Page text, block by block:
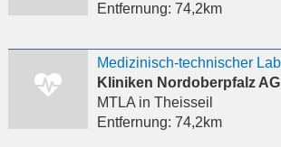
Entfernung: 74,2km
Kliniken Nordoberpfalz AG
MTLAin Theisseil
Entfernung: 74,2km